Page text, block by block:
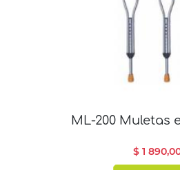
ML-200 Muletas
$ 1